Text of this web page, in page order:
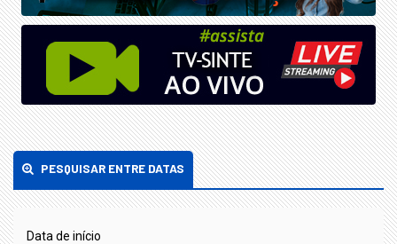
PESQUISAR ENTRE DATAS
Data de início